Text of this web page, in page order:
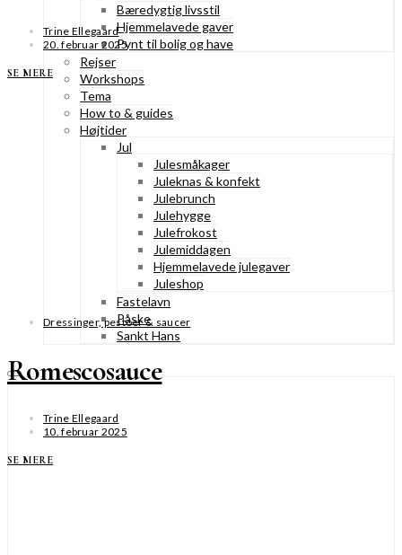
Bæredygtig livsstil
Hjemmelavede gaver
Pynt til bolig og have
Rejser
Workshops
Tema
How to & guides
Højtider
Jul
Julesmåkager
Juleknas & konfekt
Julebrunch
Julehygge
Julefrokost
Julemiddagen
Hjemmelavede julegaver
Juleshop
Fastelavn
Påske
Sankt Hans
Trine Ellegaard
20. februar 2025
SE MERE
Dressinger, pestoer & saucer
Romescosauce
Trine Ellegaard
10. februar 2025
SE MERE